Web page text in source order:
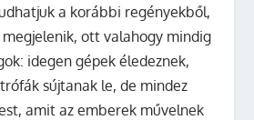
a korábbi regényekből,
ott valahogy mindig
idegen gépek éledeznek,
sújtanak le, de mindez
amit az emberek művelnek